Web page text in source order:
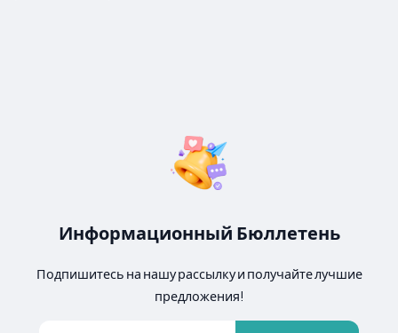
Информационный Бюллетень
Подпишитесь на нашу рассылку и получайте лучшие
предложения!